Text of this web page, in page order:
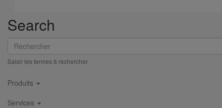
Search
Rechercher
Saisir les termes à rechercher.
Main
navigation
Produits
Services
En savoir plus